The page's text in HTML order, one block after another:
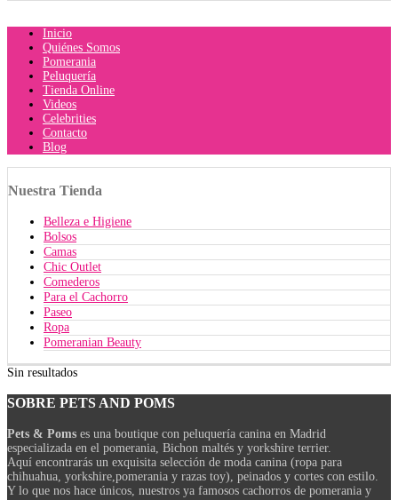
Inicio
Quiénes Somos
Pomerania
Peluquería
Tienda Online
Videos
Celebrities
Contacto
Blog
Nuestra Tienda
Belleza e Higiene
Bolsos
Camas
Chic Outlet
Comederos
Para el Cachorro
Paseo
Ropa
Pomeranian Beauty
Sin resultados
SOBRE PETS AND POMS
Pets & Poms es una boutique con peluquería canina en Madrid
especializada en el pomerania, Bichon maltés y yorkshire terrier.
Aquí encontrarás un exquisita selección de moda canina (ropa para
chihuahua, yorkshire,pomerania y razas toy), peinados y cortes con estilo.
Y lo que nos hace únicos, nuestros ya famosos cachorros de pomerania y